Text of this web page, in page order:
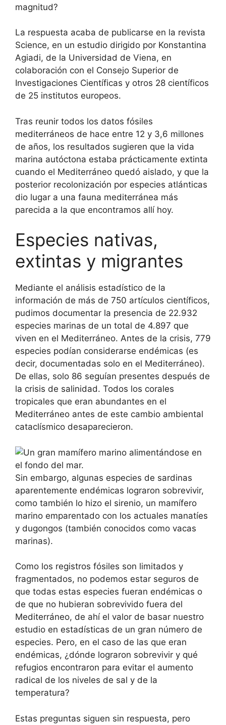
magnitud?
La respuesta acaba de publicarse en la revista
Science, en un estudio dirigido por Konstantina
Agiadi, de la Universidad de Viena, en
colaboración con el Consejo Superior de
Investigaciones Científicas y otros 28 científicos
de 25 institutos europeos.
Tras reunir todos los datos fósiles
mediterráneos de hace entre 12 y 3,6 millones
de años, los resultados sugieren que la vida
marina autóctona estaba prácticamente extinta
cuando el Mediterráneo quedó aislado, y que la
posterior recolonización por especies atlánticas
dio lugar a una fauna mediterránea más
parecida a la que encontramos allí hoy.
Especies nativas,
extintas y migrantes
Mediante el análisis estadístico de la
información de más de 750 artículos científicos,
pudimos documentar la presencia de 22.932
especies marinas de un total de 4.897 que
viven en el Mediterráneo. Antes de la crisis, 779
especies podían considerarse endémicas (es
decir, documentadas solo en el Mediterráneo).
De ellas, solo 86 seguían presentes después de
la crisis de salinidad. Todos los corales
tropicales que eran abundantes en el
Mediterráneo antes de este cambio ambiental
cataclísmico desaparecieron.
Sin embargo, algunas especies de sardinas
aparentemente endémicas lograron sobrevivir,
como también lo hizo el sirenio, un mamífero
marino emparentado con los actuales manatíes
y dugongos (también conocidos como vacas
marinas).
Como los registros fósiles son limitados y
fragmentados, no podemos estar seguros de
que todas estas especies fueran endémicas o
de que no hubieran sobrevivido fuera del
Mediterráneo, de ahí el valor de basar nuestro
estudio en estadísticas de un gran número de
especies. Pero, en el caso de las que eran
endémicas, ¿dónde lograron sobrevivir y qué
refugios encontraron para evitar el aumento
radical de los niveles de sal y de la
temperatura?
Estas preguntas siguen sin respuesta, pero